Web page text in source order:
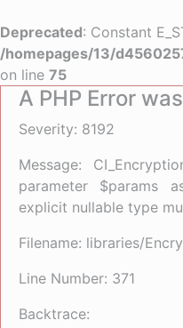
Deprecated: Constant
/homepages/13/
on line 75
A PHP Error
Severity: 8192
Message:
parameter $params
explicit nullable type
Filename: libraries/
Line Number: 371
Backtrace: